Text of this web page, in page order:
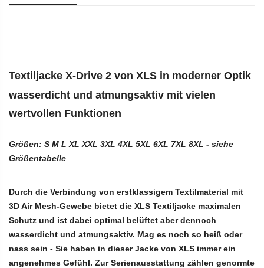
Textiljacke X-Drive 2 von XLS in moderner Optik
wasserdicht und atmungsaktiv mit vielen
wertvollen Funktionen
Größen: S M L XL XXL 3XL 4XL 5XL 6XL 7XL 8XL - siehe
Größentabelle
Durch die Verbindung von erstklassigem Textilmaterial mit
3D Air Mesh-Gewebe bietet die XLS Textiljacke maximalen
Schutz und ist dabei optimal belüftet aber dennoch
wasserdicht und atmungsaktiv. Mag es noch so heiß oder
nass sein - Sie haben in dieser Jacke von XLS immer ein
angenehmes Gefühl. Zur Serienausstattung zählen genormte